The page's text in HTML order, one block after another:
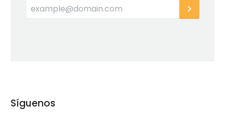
Síguenos